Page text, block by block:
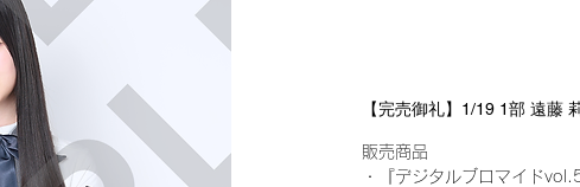
【完売御礼】1/19 1部 遠藤
販売商品
・『デジタルブロマイド